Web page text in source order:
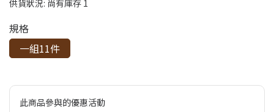
供貨狀況: 尚有庫存 1
規格
一組11件
此商品參與的優惠活動